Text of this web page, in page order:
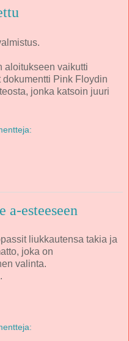
aloitukseen vaikutti
Pink Floydin
jonka katsoin juuri
esteeseen
liukkautensa takia ja
joka on
valinta.